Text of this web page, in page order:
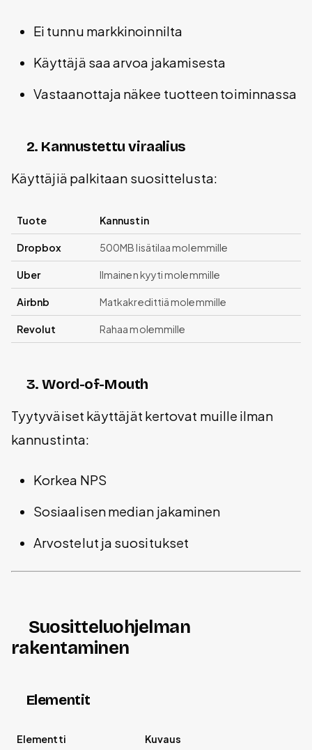
Ei tunnu markkinoinnilta
Käyttäjä saa arvoa jakamisesta
Vastaanottaja näkee tuotteen toiminnassa
2. Kannustettu viraalius
Käyttäjiä palkitaan suosittelusta:
Tuote Kannustin
Dropbox 500MB lisätilaa molemmille
Uber Ilmainen kyyti molemmille
Airbnb Matkakredittiä molemmille
Revolut Rahaa molemmille
3. Word-of-Mouth
Tyytyväiset käyttäjät kertovat muille ilman
kannustinta:
Korkea NPS
Sosiaalisen median jakaminen
Arvostelut ja suositukset
Suositteluohjelman
rakentaminen
Elementit
Elementti Kuvaus